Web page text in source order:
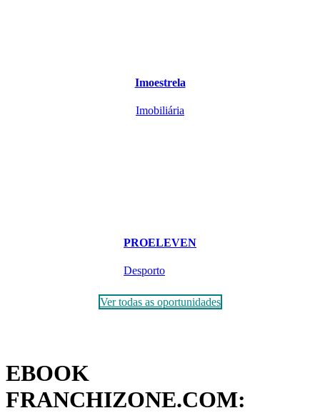
Imoestrela
Imobiliária
PROELEVEN
Desporto
Ver todas as oportunidades
EBOOK
FRANCHIZONE.COM: